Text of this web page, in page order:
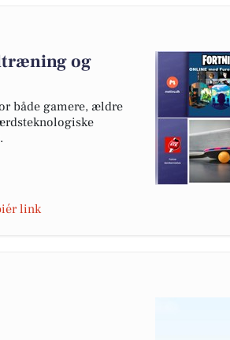
og
både gamere, ældre
link